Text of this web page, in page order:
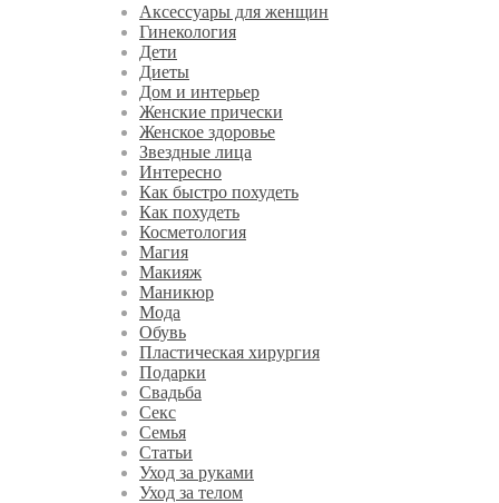
Аксессуары для женщин
Гинекология
Дети
Диеты
Дом и интерьер
Женские прически
Женское здоровье
Звездные лица
Интересно
Как быстро похудеть
Как похудеть
Косметология
Магия
Макияж
Маникюр
Мода
Обувь
Пластическая хирургия
Подарки
Свадьба
Секс
Семья
Статьи
Уход за руками
Уход за телом